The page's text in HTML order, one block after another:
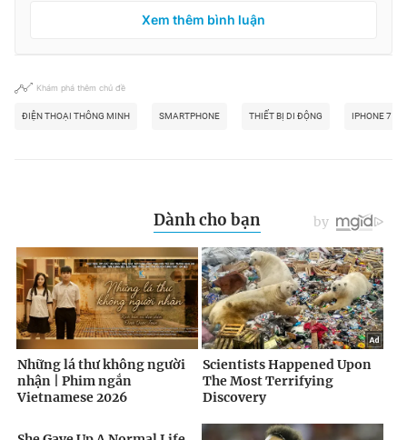
Xem thêm bình luận
Khám phá thêm chủ đề
ĐIỆN THOẠI THÔNG MINH SMARTPHONE THIẾT BỊ DI ĐỘNG IPHONE 7 ĐỎ